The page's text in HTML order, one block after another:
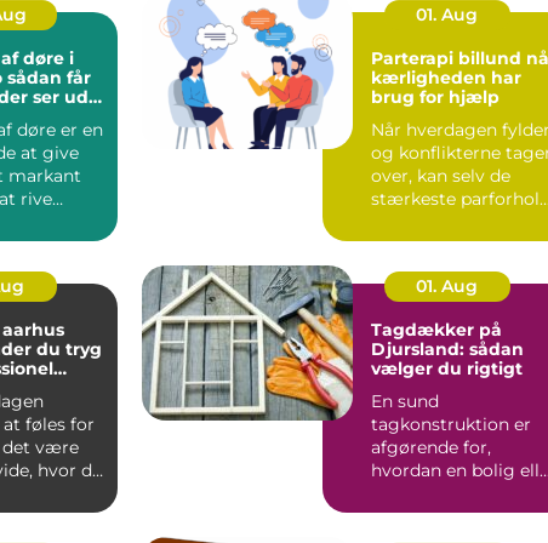
døre i
ser ud
døre er en
at give
markant
rive
01. Aug
Parterapi billund når
kærligheden har
brug for hjælp
Når hverdagen
og konflikterne
over, kan selv de
stærkeste
du tryg
føles for
det være
hvor du
01. Aug
Tagdækker på
Djursland: sådan
vælger du rigtigt
En sund
tagkonstruktion er
afgørende for,
hvordan en bolig
holder til v...